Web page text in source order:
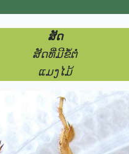
ສັດ
ສັດທີ່ມີຂໍ້ຕໍ່
ແມງໄມ້